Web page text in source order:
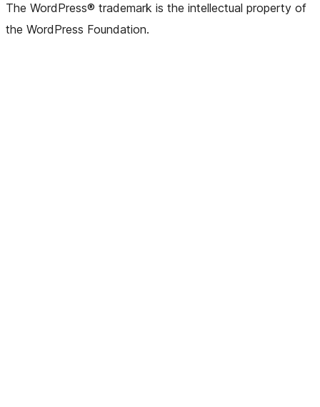
The WordPress® trademark is the intellectual property of
the WordPress Foundation.